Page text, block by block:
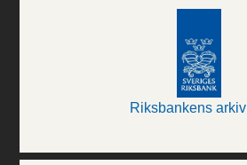
Riksbankens arkiv